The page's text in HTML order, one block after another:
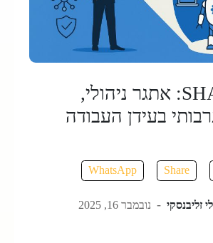
SHADOW IT: אתגר ניהולי,
בעידן העבודה
WhatsApp
נובמבר 16, 2025